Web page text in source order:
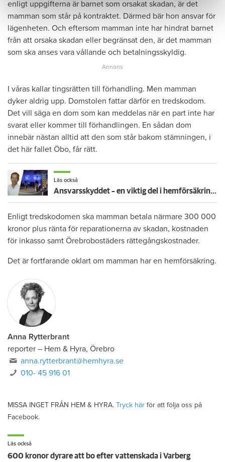
enligt uppgifterna är barnet som orsakat skadan, är det
mamman som står på kontraktet. Därmed bär hon ansvar för
lägenheten. Och eftersom mamman inte har hindrat barnet
från att orsaka skadan eller begränsat den, är det mamman
som ska anses vara vållande och betalningsskyldig.
I våras kallar tingsrätten till förhandling. Men mamman
dyker aldrig upp. Domstolen fattar därför en tredskodom.
Det vill säga en dom som kan meddelas när en part inte har
svarat eller kommer till förhandlingen. En sådan dom
innebär nästan alltid att den som står bakom stämningen, i
det här fallet Öbo, får rätt.
Läs också
Ansvarsskyddet – en viktig del i hemförsäkringen
Enligt tredskodomen ska mamman betala närmare 300 000
kronor plus ränta för reparationerna av skadan, kostnaden
för inkasso samt Örebrobostäders rättegångskostnader.
Det är fortfarande oklart om mamman har en hemförsäkring.
Anna Rytterbrant
reporter – Hem & Hyra, Örebro
anna.rytterbrant@hemhyra.se
010- 45 916 01
MISSA INGET FRÅN HEM & HYRA. Tryck här för att följa oss på
Facebook.
Läs också
600 kronor dyrare att bo efter vattenskada i Varberg